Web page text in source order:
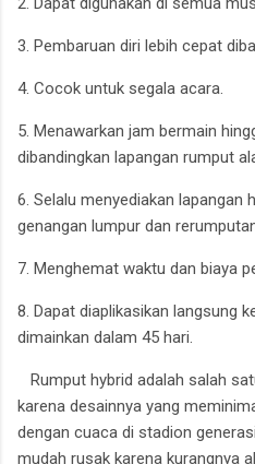
3. Pembaruan diri lebih cepat
4. Cocok untuk segala acara.
5. Menawarkan jam bermain
dibandingkan lapangan rumput
6. Selalu menyediakan lapangan
genangan lumpur dan
7. Menghemat waktu dan biaya
8. Dapat diaplikasikan langsung
dimainkan dalam 45 hari.
Rumput hybrid adalah salah
karena desainnya yang
dengan cuaca di stadion
mudah rusak karena kurangnya